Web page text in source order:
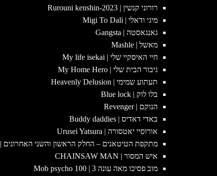
רורוני קנשין | 2023-Rurouni kenshin
מיגי ודאלי | Migi To Dali
גאנגאסטה | Gangsta
מאשל | Mashle
חיי האיסקיי שלי | My life isekai
גיבור הבית שלי | My Home Hero
תעתוע שמימי | Heavenly Delusion
בלו לוק | Blue lock
הנוקם | Revenger
באדי דאדיס | Buddy daddies
אורוסיי יאטסורה | Urusei Yatsura
מתקפת הטיטאנים – החלק הראשון והשני האחרונים | Attack on titan
איש המסור | CHAINSAW MAN
מוב פסיכו מאה עונה 3 | Mob psycho 100